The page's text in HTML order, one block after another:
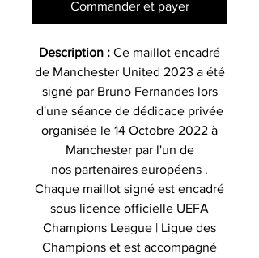
Commander et payer
Description : Ce maillot encadré
de Manchester United 2023 a été
signé par Bruno Fernandes lors
d'une séance de dédicace privée
organisée le 14 Octobre 2022 à
Manchester par l'un de
nos partenaires européens .
Chaque maillot signé est encadré
sous licence officielle UEFA
Champions League | Ligue des
Champions et est accompagné